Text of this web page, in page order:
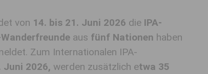
von 14. bis 21. Juni 2026 die IPA-
aus fünf Nationen haben
Zum Internationalen IPA-
Juni 2026, werden zusätzlich etwa 35